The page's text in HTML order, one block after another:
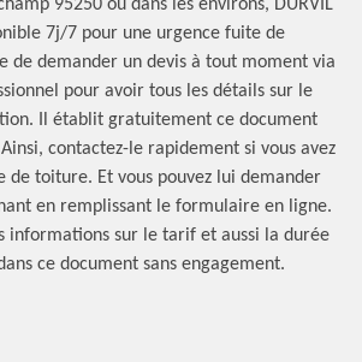
95250 ou dans les environs, DURVIL
7j/7 pour une urgence fuite de
de demander un devis à tout moment via
pour avoir tous les détails sur le
Il établit gratuitement ce document
contactez-le rapidement si vous avez
de toiture. Et vous pouvez lui demander
en remplissant le formulaire en ligne.
informations sur le tarif et aussi la durée
ce document sans engagement.